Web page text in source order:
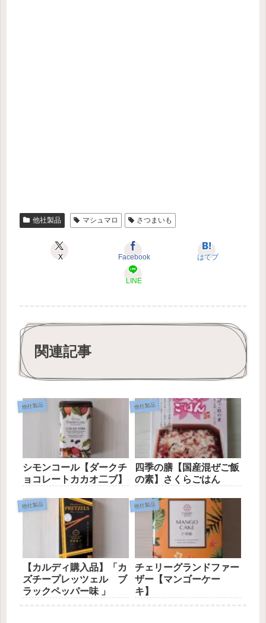
他社製品 マシュマロ さつまいも
X Facebook はてブ
LINE
関連記事
他社製品
シモンコール【ダークチ
ョコレートカカオ二ブ】
他社製品
四季の膳【国産混ぜご飯
の素】さくらごはん
他社製品
【カルディ購入品】「カ
ズチープレッツェル ブ
ラックペッパー味 」
他社製品
チェリーグランドファー
ザー【マンゴーケー
キ】